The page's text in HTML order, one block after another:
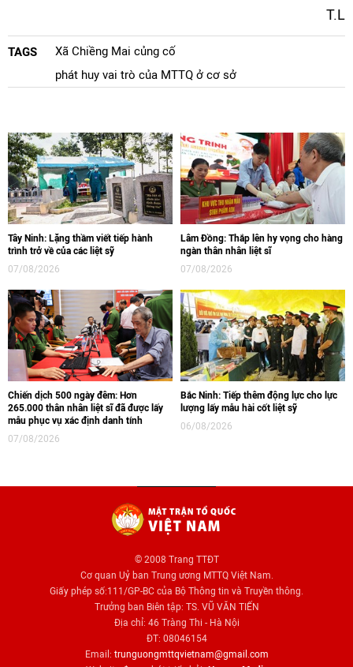
T.L
TAGS
Xã Chiềng Mai củng cố
phát huy vai trò của MTTQ ở cơ sở
Tây Ninh: Lặng thầm viết tiếp hành
trình trở về của các liệt sỹ
07/08/2026
Lâm Đồng: Thắp lên hy vọng cho hàng
ngàn thân nhân liệt sĩ
07/08/2026
Chiến dịch 500 ngày đêm: Hơn
265.000 thân nhân liệt sĩ đã được lấy
mẫu phục vụ xác định danh tính
07/08/2026
Bắc Ninh: Tiếp thêm động lực cho lực
lượng lấy mẫu hài cốt liệt sỹ
06/08/2026
© 2008 Trang TTĐT
Cơ quan Uỷ ban Trung ương MTTQ Việt Nam.
Giấy phép số:111/GP-BC của Bộ Thông tin và Truyền thông.
Trưởng ban Biên tập: TS. VŨ VĂN TIẾN
Địa chỉ: 46 Tràng Thi - Hà Nội
ĐT: 08046154
Email: trunguongmttqvietnam@gmail.com